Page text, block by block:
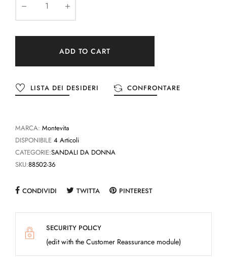
ADD TO CART
LISTA DEI DESIDERI CONFRONTARE
MARCA: Montevita
DISPONIBILE 4 Articoli
CATEGORIE:SANDALI DA DONNA
SKU:88502-36
CONDIVIDI TWITTA PINTEREST
SECURITY POLICY
(edit with the Customer Reassurance module)